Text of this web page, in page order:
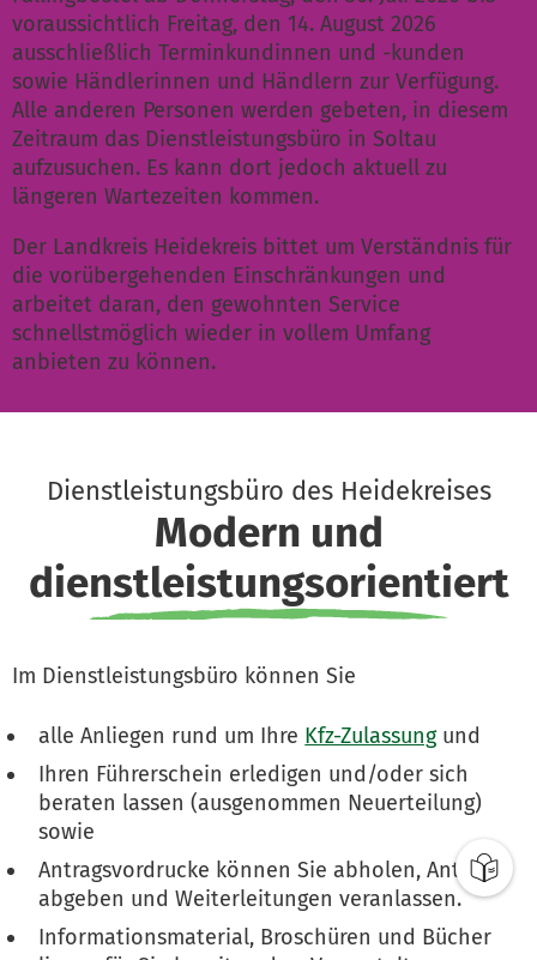
voraussichtlich Freitag, den 14. August 2026
ausschließlich Terminkundinnen und -kunden
sowie Händlerinnen und Händlern zur Verfügung.
Alle anderen Personen werden gebeten, in diesem
Zeitraum das Dienstleistungsbüro in Soltau
aufzusuchen. Es kann dort jedoch aktuell zu
längeren Wartezeiten kommen.
Der Landkreis Heidekreis bittet um Verständnis für
die vorübergehenden Einschränkungen und
arbeitet daran, den gewohnten Service
schnellstmöglich wieder in vollem Umfang
anbieten zu können.
Dienstleistungsbüro des Heidekreises
Modern und
dienstleistungsorientiert
Im Dienstleistungsbüro können Sie
alle Anliegen rund um Ihre Kfz-Zulassungund
Ihren Führerschein erledigen und/oder sich
beraten lassen (ausgenommen Neuerteilung)
sowie
Antragsvordrucke können Sie abholen, Anträge
abgeben und Weiterleitungen veranlassen.
Informationsmaterial, Broschüren und Bücher